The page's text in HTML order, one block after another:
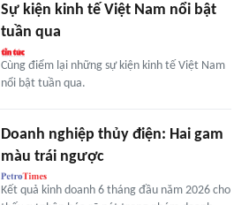
Sự kiện kinh tế Việt Nam nổi bật
tuần qua
Cùng điểm lại những sự kiện kinh tế Việt Nam
nổi bật tuần qua.
Doanh nghiệp thủy điện: Hai gam
màu trái ngược
Kết quả kinh doanh 6 tháng đầu năm 2026 cho